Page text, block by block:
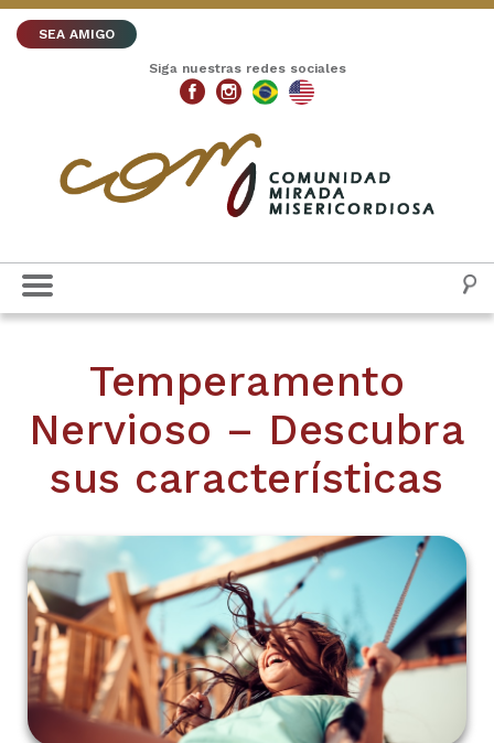
SEA AMIGO
Siga nuestras redes sociales
Temperamento
Nervioso – Descubra
sus características